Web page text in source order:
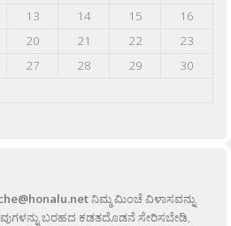
13 14 15
16
20 21 22
23
27 28 29
30
ನಿಮ್ಮ ಮಿಂಚೆ ವಿಳಾಸವನ್ನು
ಬರಹದ ಕಡತದೊಡನೆ ಸೇರಿಸಬೇಡಿ,